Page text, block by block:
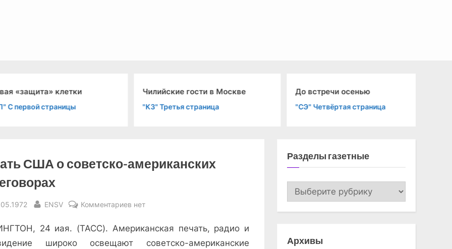
«защита» клетки
С первой страницы
Чилийские гости в Москве
"КЗ" Третья страница
До встречи осенью
"СЭ" Четвёртая страница
США о советско-американских
By
ENSV Комментариев к
Печать
США
нет
24 иая. (ТАСС). Американская печать, радио и
широко освещают советско-американские
Разделы газетные
Разделы
газетные
Архивы